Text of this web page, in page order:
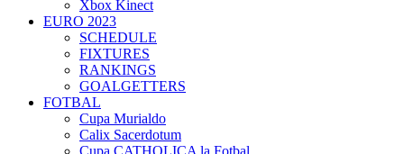
Xbox Kinect
EURO 2023
SCHEDULE
FIXTURES
RANKINGS
GOALGETTERS
FOTBAL
Cupa Murialdo
Calix Sacerdotum
Cupa CATHOLICA la Fotbal